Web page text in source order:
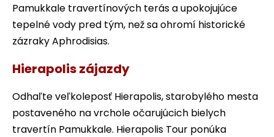
Pamukkale travertínových terás a upokojujúce
tepelné vody pred tým, než sa ohromí historické
zázraky Aphrodisias.
Hierapolis zájazdy
Odhaľte veľkoleposť Hierapolis, starobylého mesta
postaveného na vrchole očarujúcich bielych
travertín Pamukkale. Hierapolis Tour ponúka